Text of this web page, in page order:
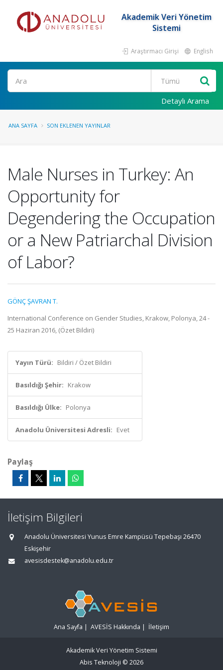
Akademik Veri Yönetim
Sistemi
Araştırmacı Girişi English
Ara
Detaylı Arama
ANA SAYFA SON EKLENEN YAYINLAR
Male Nurses in Turkey: An
Opportunity for
Degendering the Occupation
or a New Patriarchal Division
of Labor?
GÖNÇ ŞAVRAN T.
International Conference on Gender Studies, Krakow, Polonya, 24 -
25 Haziran 2016, (Özet Bildiri)
Yayın Türü: Bildiri / Özet Bildiri
Basıldığı Şehir: Krakow
Basıldığı Ülke: Polonya
Anadolu Üniversitesi Adresli: Evet
Paylaş
İletişim Bilgileri
Anadolu Üniversitesi Yunus Emre Kampüsü Tepebaşı 26470
Eskişehir
avesisdestek@anadolu.edu.tr
Ana Sayfa | AVESİS Hakkında | İletişim
Akademik Veri Yönetim Sistemi
Abis Teknoloji © 2026